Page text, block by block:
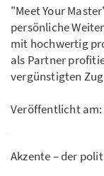
"Meet Your
persönliche
mit hochwertig
als Partner
vergünstigten
Veröffentlicht am:
Akzente – der